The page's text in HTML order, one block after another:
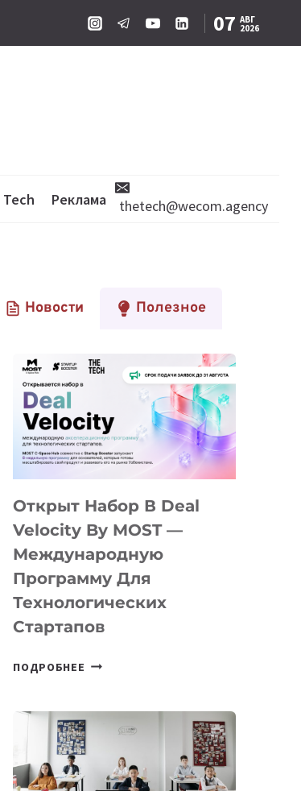
07 АВГ
2026
Tech Реклама thetech@wecom.agency
Новости Полезное
Открыт Набор В Deal
Velocity By MOST —
Международную
Программу Для
Технологических
Стартапов
ПОДРОБНЕЕ ОТКРЫТ
DEAL
VELOCITY
MOST